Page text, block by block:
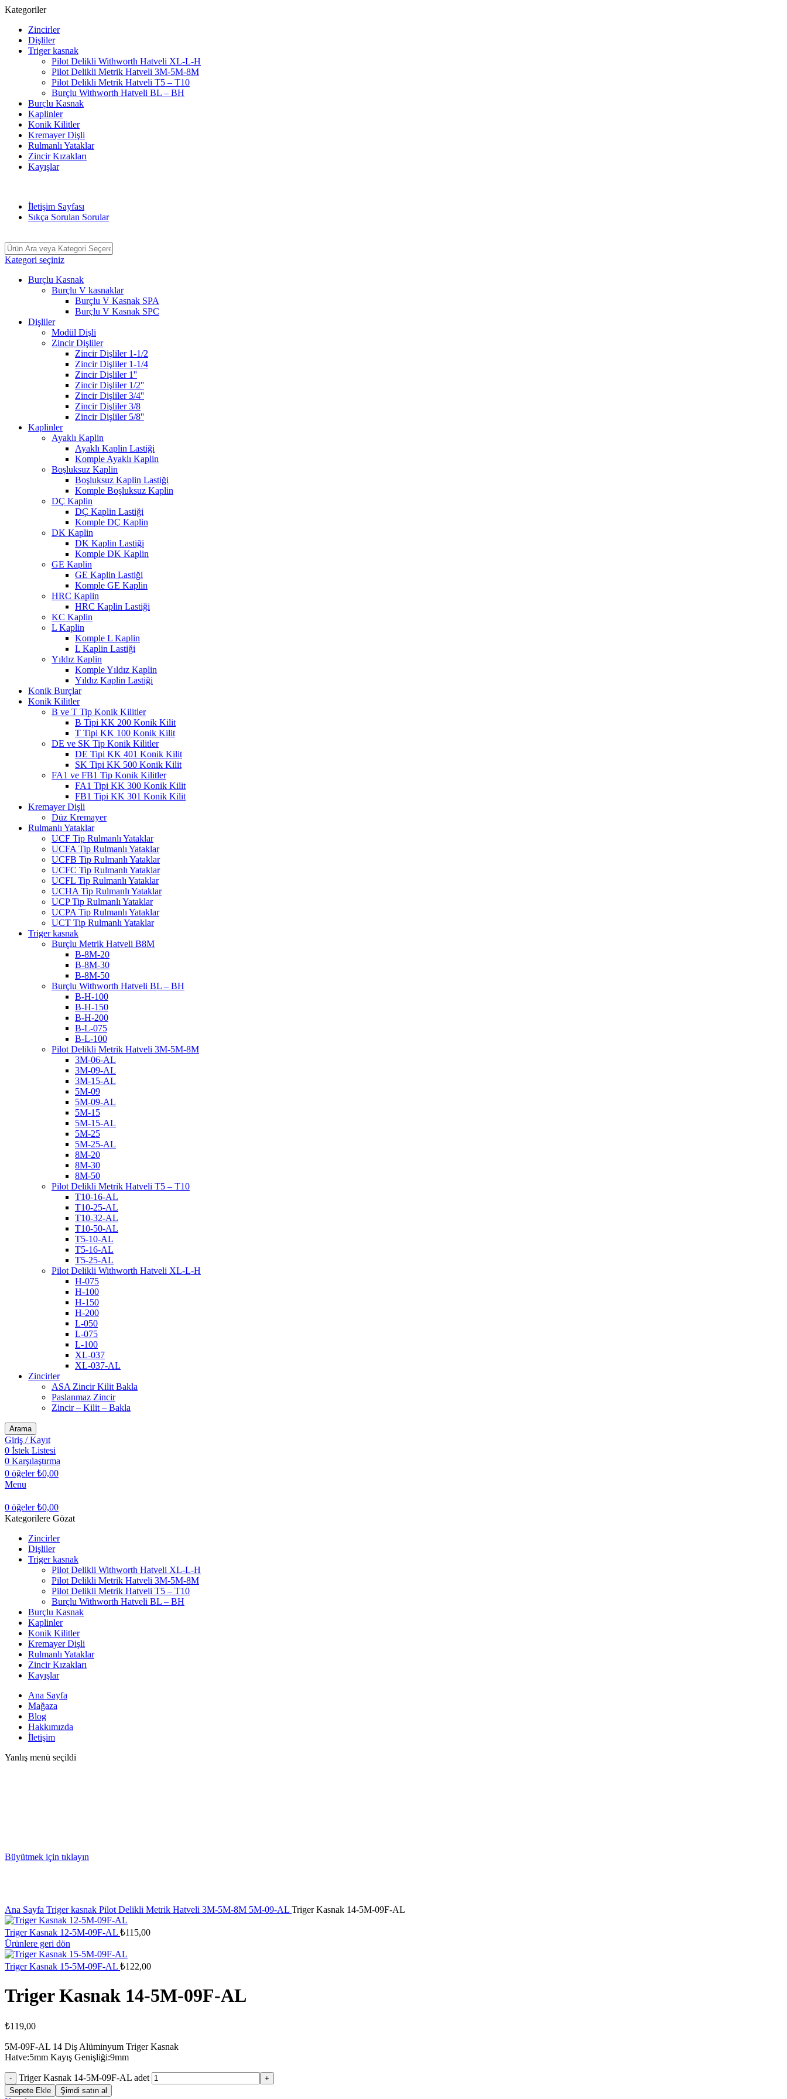
Kategoriler
Zincirler
Dişliler
Triger kasnak
Pilot Delikli Withworth Hatveli XL-L-H
Pilot Delikli Metrik Hatveli 3M-5M-8M
Pilot Delikli Metrik Hatveli T5 – T10
Burçlu Withworth Hatveli BL – BH
Burçlu Kasnak
Kaplinler
Konik Kilitler
Kremayer Dişli
Rulmanlı Yataklar
Zincir Kızakları
Kayışlar
İletişim Sayfası
Sıkça Sorulan Sorular
Kategori seçiniz
Burçlu Kasnak
Burçlu V kasnaklar
Burçlu V Kasnak SPA
Burçlu V Kasnak SPC
Dişliler
Modül Dişli
Zincir Dişliler
Zincir Dişliler 1-1/2
Zincir Dişliler 1-1/4
Zincir Dişliler 1''
Zincir Dişliler 1/2''
Zincir Dişliler 3/4''
Zincir Dişliler 3/8
Zincir Dişliler 5/8''
Kaplinler
Ayaklı Kaplin
Ayaklı Kaplin Lastiği
Komple Ayaklı Kaplin
Boşluksuz Kaplin
Boşluksuz Kaplin Lastiği
Komple Boşluksuz Kaplin
DÇ Kaplin
DÇ Kaplin Lastiği
Komple DÇ Kaplin
DK Kaplin
DK Kaplin Lastiği
Komple DK Kaplin
GE Kaplin
GE Kaplin Lastiği
Komple GE Kaplin
HRC Kaplin
HRC Kaplin Lastiği
KC Kaplin
L Kaplin
Komple L Kaplin
L Kaplin Lastiği
Yıldız Kaplin
Komple Yıldız Kaplin
Yıldız Kaplin Lastiği
Konik Burçlar
Konik Kilitler
B ve T Tip Konik Kilitler
B Tipi KK 200 Konik Kilit
T Tipi KK 100 Konik Kilit
DE ve SK Tip Konik Kilitler
DE Tipi KK 401 Konik Kilit
SK Tipi KK 500 Konik Kilit
FA1 ve FB1 Tip Konik Kilitler
FA1 Tipi KK 300 Konik Kilit
FB1 Tipi KK 301 Konik Kilit
Kremayer Dişli
Düz Kremayer
Rulmanlı Yataklar
UCF Tip Rulmanlı Yataklar
UCFA Tip Rulmanlı Yataklar
UCFB Tip Rulmanlı Yataklar
UCFC Tip Rulmanlı Yataklar
UCFL Tip Rulmanlı Yataklar
UCHA Tip Rulmanlı Yataklar
UCP Tip Rulmanlı Yataklar
UCPA Tip Rulmanlı Yataklar
UCT Tip Rulmanlı Yataklar
Triger kasnak
Burçlu Metrik Hatveli B8M
B-8M-20
B-8M-30
B-8M-50
Burçlu Withworth Hatveli BL – BH
B-H-100
B-H-150
B-H-200
B-L-075
B-L-100
Pilot Delikli Metrik Hatveli 3M-5M-8M
3M-06-AL
3M-09-AL
3M-15-AL
5M-09
5M-09-AL
5M-15
5M-15-AL
5M-25
5M-25-AL
8M-20
8M-30
8M-50
Pilot Delikli Metrik Hatveli T5 – T10
T10-16-AL
T10-25-AL
T10-32-AL
T10-50-AL
T5-10-AL
T5-16-AL
T5-25-AL
Pilot Delikli Withworth Hatveli XL-L-H
H-075
H-100
H-150
H-200
L-050
L-075
L-100
XL-037
XL-037-AL
Zincirler
ASA Zincir Kilit Bakla
Paslanmaz Zincir
Zincir – Kilit – Bakla
Arama
Giriş / Kayıt
0 İstek Listesi
0 Karşılaştırma
0 öğeler ₺0,00
Menu
0 öğeler ₺0,00
Kategorilere Gözat
Zincirler
Dişliler
Triger kasnak
Pilot Delikli Withworth Hatveli XL-L-H
Pilot Delikli Metrik Hatveli 3M-5M-8M
Pilot Delikli Metrik Hatveli T5 – T10
Burçlu Withworth Hatveli BL – BH
Burçlu Kasnak
Kaplinler
Konik Kilitler
Kremayer Dişli
Rulmanlı Yataklar
Zincir Kızakları
Kayışlar
Ana Sayfa
Mağaza
Blog
Hakkımızda
İletişim
Yanlış menü seçildi
Büyütmek için tıklayın
Ana Sayfa Triger kasnak Pilot Delikli Metrik Hatveli 3M-5M-8M 5M-09-AL Triger Kasnak 14-5M-09F-AL
Triger Kasnak 12-5M-09F-AL ₺115,00
Ürünlere geri dön
Triger Kasnak 15-5M-09F-AL ₺122,00
Triger Kasnak 14-5M-09F-AL
₺119,00
5M-09F-AL 14 Diş Alüminyum Triger Kasnak
Hatve:5mm Kayış Genişliği:9mm
Triger Kasnak 14-5M-09F-AL adet
Sepete Ekle Şimdi satın al